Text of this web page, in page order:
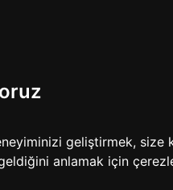
geliştirmek,
anlamak için